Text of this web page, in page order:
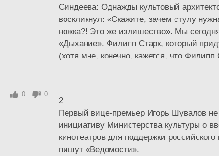
Синдеева: Однажды культовый
воскликнул: «Скажите, зачем стулу
ножка?! Это же излишество». Мы
«Дыхание». Филипп Старк, который
(хотя мне, конечно, кажется, что Филипп
2
Первый вице-премьер Игорь Шувалов
инициативу Министерства культуры о
кинотеатров для поддержки
пишут «Ведомости».
0 0